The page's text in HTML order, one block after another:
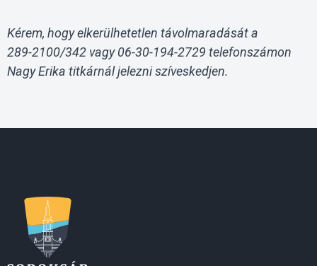
Kérem, hogy elkerülhetetlen távolmaradását a
289-2100/342 vagy 06-30-194-2729 telefonszámon
Nagy Erika titkárnál jelezni szíveskedjen.